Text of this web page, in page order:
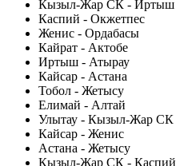
Кызыл-Жар СК - Иртыш
Каспий - Окжетпес
Женис - Ордабасы
Кайрат - Актобе
Иртыш - Атырау
Кайсар - Астана
Тобол - Жетысу
Елимай - Алтай
Улытау - Кызыл-Жар СК
Кайсар - Женис
Астана - Жетысу
Кызыл-Жар СК - Каспий